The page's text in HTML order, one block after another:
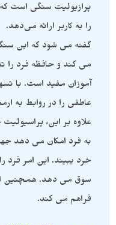
پرازیولیت سنگی است
را به کاربر ارائه می‌دهد.
گفته می شود که این
می کند و حافظه فرد را
آموزان مفید است. با
عاطفی را در روابط به
علاوه بر این،
به فرد امکان می دهد
خرد ببیند. این امر فرد
سوق می دهد. همچنین
فراهم می کند.